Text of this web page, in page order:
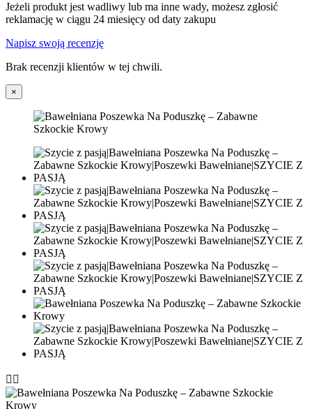
Jeżeli produkt jest wadliwy lub ma inne wady, możesz zgłosić
reklamację w ciągu 24 miesięcy od daty zakupu
Napisz swoją recenzję
Brak recenzji klientów w tej chwili.
×
 